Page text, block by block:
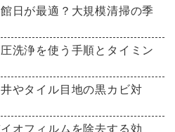
日が最適？大規模清掃の季
洗浄を使う手順とタイミン
やタイル目地の黒カビ対
オフィルムを除去する効